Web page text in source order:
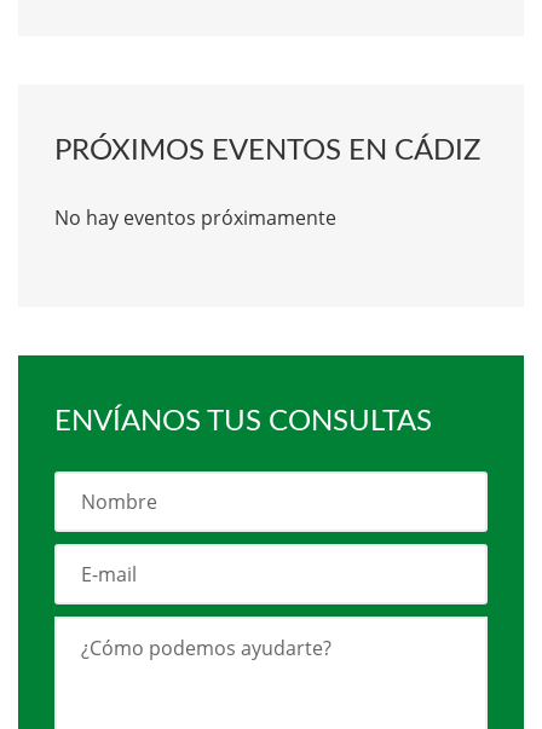
PRÓXIMOS EVENTOS EN CÁDIZ
No hay eventos próximamente
ENVÍANOS TUS CONSULTAS